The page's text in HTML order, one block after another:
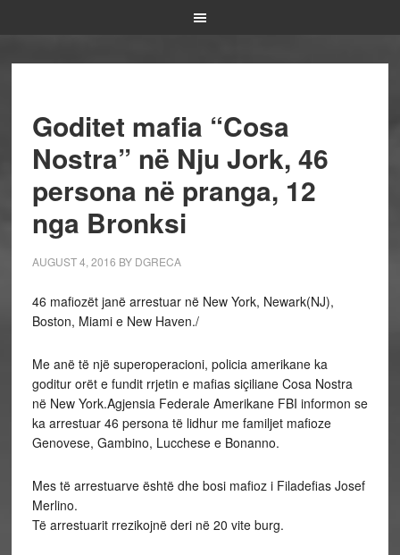
Goditet mafia “Cosa
Nostra” në Nju Jork, 46
persona në pranga, 12
nga Bronksi
AUGUST 4, 2016 BY DGRECA
46 mafiozët janë arrestuar në New York, Newark(NJ),
Boston, Miami e New Haven./
Me anë të një superoperacioni, policia amerikane ka
goditur orët e fundit rrjetin e mafias siçiliane Cosa Nostra
në New York.Agjensia Federale Amerikane FBI informon se
ka arrestuar 46 persona të lidhur me familjet mafioze
Genovese, Gambino, Lucchese e Bonanno.
Mes të arrestuarve është dhe bosi mafioz i Filadefias Josef
Merlino.
Të arrestuarit rrezikojnë deri në 20 vite burg.